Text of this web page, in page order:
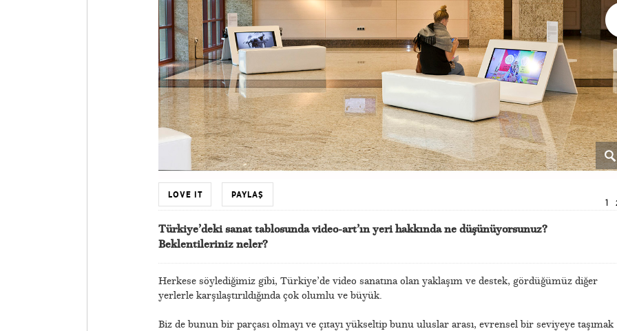
1
LOVE IT PAYLAŞ
Türkiye’deki sanat tablosunda video-art’ın yeri hakkında ne düşünüyorsunuz?
Beklentileriniz neler?
Herkese söylediğimiz gibi, Türkiye’de video sanatına olan yaklaşım ve destek, gördüğümüz diğer
yerlerle karşılaştırıldığında çok olumlu ve büyük.
Biz de bunun bir parçası olmayı ve çıtayı yükseltip bunu uluslar arası, evrensel bir seviyeye taşımak